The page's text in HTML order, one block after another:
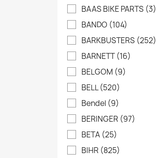
BAAS BIKE PARTS (3)
BANDO (104)
BARKBUSTERS (252)
BARNETT(16)
BELGOM (9)
BELL(520)
Bendel (9)
BERINGER (97)
BETA (25)
BIHR (825)